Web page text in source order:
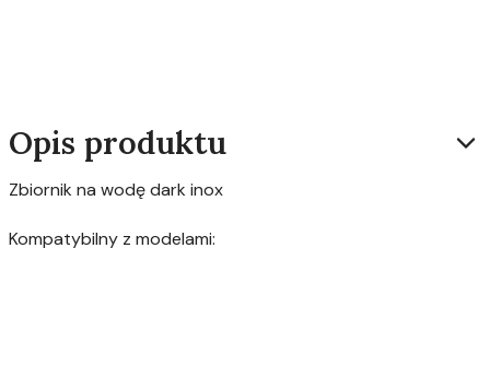
Opis produktu
Zbiornik na wodę dark inox
Kompatybilny z modelami: